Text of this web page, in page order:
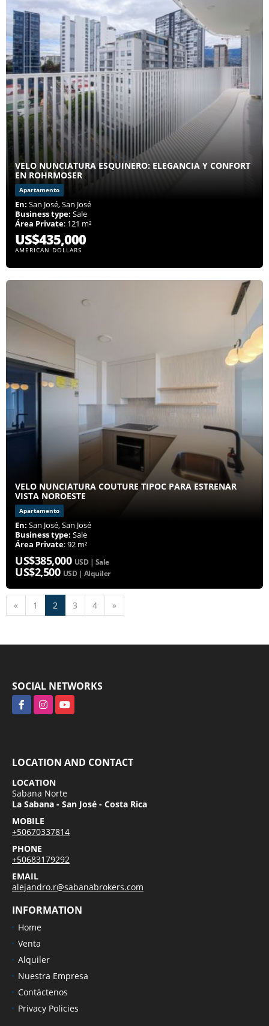
VELO NUNCIATURA ESQUINERO: ELEGANCIA Y CONFORT
EN ROHRMOSER
Apartamento
En: San José, San José
Business type: Sale
Área Private: 121 m²
US$435,000
AMERICAN DOLLARS
VELO NUNCIATURA COUTURE TIPOC PARA ESTRENAR
VISTA NOROESTE
Apartamento
En: San José, San José
Business type: Sale
Área Private: 92 m²
US$385,000 USD | Sale
US$2,500 USD | Alquiler
« Previous
1 2 3 4 »
SOCIAL NETWORKS
FacebookInstagramYouTube
LOCATION AND CONTACT
LOCATION
Sabana Norte
La Sabana - San José - Costa Rica
MOBILE
+50670337814
PHONE
+50683179292
EMAIL
alejandro.r@sabanabrokers.com
INFORMATION
Home
Venta
Alquiler
Nuestra Empresa
Contáctenos
Privacy Policies